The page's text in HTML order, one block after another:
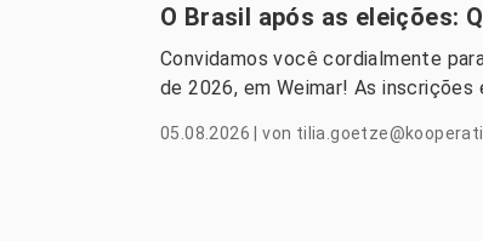
O Brasil após as eleições:
Convidamos você cordialmente
de 2026, em Weimar! As
05.08.2026|von